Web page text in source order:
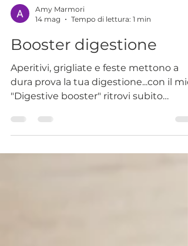
14 mag
Tempo di lettura: 1 min
Booster digestione
Aperitivi, grigliate e feste mettono a
dura prova la tua digestione...con il mio
"Digestive booster" ritrovi subito
leggerezza.